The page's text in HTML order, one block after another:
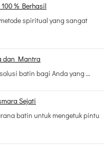
% Berhasil
spiritual yang sangat
dan Mantra
batin bagi Anda yang …
Sejati
batin untuk mengetuk pintu